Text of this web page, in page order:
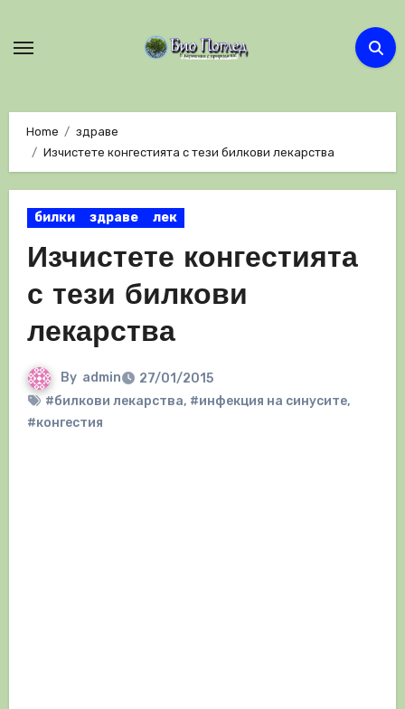
Home
здраве
Изчистете конгестията с тези билкови лекарства
билки здраве лек
Изчистете конгестията
с тези билкови
лекарства
By admin
27/01/2015
#билкови лекарства, #инфекция на синусите,
#конгестия